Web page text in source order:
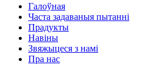
Галоўная
Часта задаваныя пытанні
Прадукты
Навіны
Звяжыцеся з намі
Пра нас